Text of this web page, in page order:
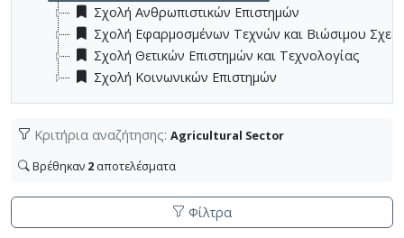
Σχολή Ανθρωπιστικών Επιστημών
Σχολή Εφαρμοσμένων Τεχνών και Βιώσιμου
Σχολή Θετικών Επιστημών και Τεχνολογίας
Σχολή Κοινωνικών Επιστημών
Κριτήρια αναζήτησης: Agricultural Sector
Βρέθηκαν 2 αποτελέσματα
Φίλτρα